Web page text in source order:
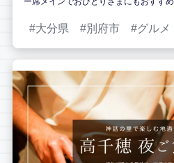
大分県 別府市 グルメ